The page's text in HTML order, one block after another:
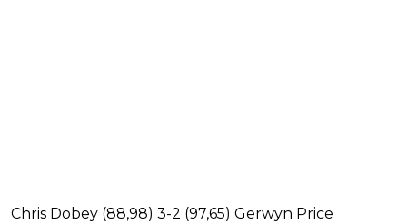
Chris Dobey (88,98) 3-2 (97,65) Gerwyn Price